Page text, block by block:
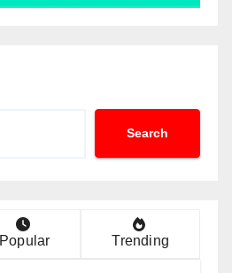
Search
Popular Trending